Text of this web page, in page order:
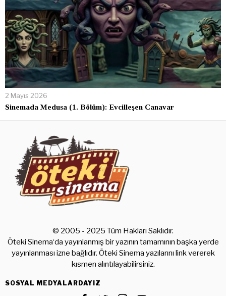
2 Mayıs 2026
Sinemada Medusa (1. Bölüm): Evcilleşen Canavar
© 2005 - 2025 Tüm Hakları Saklıdır.
Öteki Sinema‘da yayınlanmış bir yazının tamamının başka yerde
yayınlanması izne bağlıdır. Öteki Sinema yazılarını link vererek
kısmen alıntılayabilirsiniz.
SOSYAL MEDYALARDAYIZ